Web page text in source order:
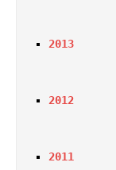
2013
2012
2011